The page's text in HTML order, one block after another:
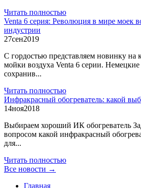
Читать полностью
Venta 6 серия: Революция в мире моек
индустрии
27сен2019
С гордостью представляем новинку на
мойки воздуха Venta 6 серии.
сохранив...
Читать полностью
Инфракрасный обогреватель: какой
14ноя2018
Выбираем хороший ИК обогреватель
вопросом какой инфракрасный
для...
Читать полностью
Все новости →
Главная